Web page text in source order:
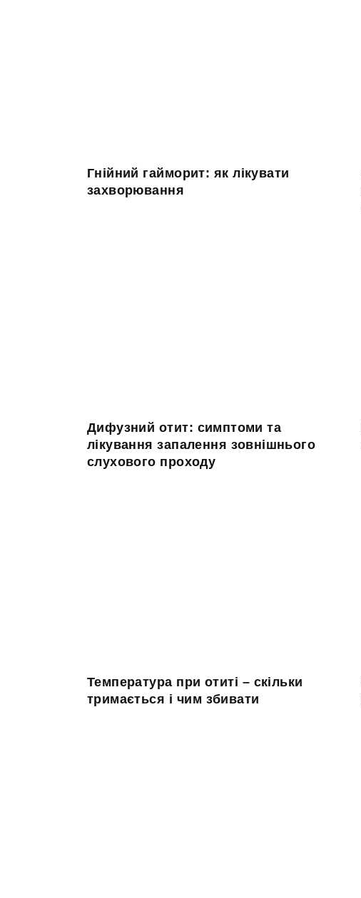
Гнійний гайморит: як лікувати
захворювання
Дифузний отит: симптоми та
лікування запалення зовнішнього
слухового проходу
Температура при отиті – скільки
тримається і чим збивати